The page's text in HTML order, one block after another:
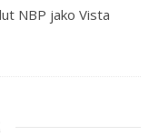
NBP jako Vista